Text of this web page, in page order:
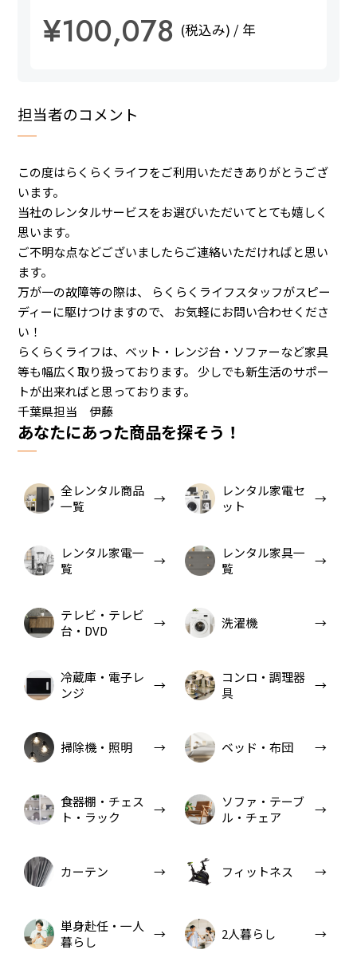
¥100,078 (税込み) / 年
担当者のコメント
この度はらくらくライフをご利用いただきありがとうござ
います。
当社のレンタルサービスをお選びいただいてとても嬉しく
思います。
ご不明な点などございましたらご連絡いただければと思い
ます。
万が一の故障等の際は、 らくらくライフスタッフがスピー
ディーに駆けつけますので、 お気軽にお問い合わせくださ
い！
らくらくライフは、ベット・レンジ台・ソファーなど家具
等も幅広く取り扱っております。 少しでも新生活のサポー
トが出来ればと思っております。
千葉県担当 伊藤
あなたにあった商品を探そう！
全レンタル商品
一覧
レンタル家電セ
ット
レンタル家電一
覧
レンタル家具一
覧
テレビ・テレビ
台・DVD
洗濯機
冷蔵庫・電子レ
ンジ
コンロ・調理器
具
掃除機・照明 ベッド・布団
食器棚・チェス
ト・ラック
ソファ・テーブ
ル・チェア
カーテン フィットネス
単身赴任・一人
暮らし
2人暮らし